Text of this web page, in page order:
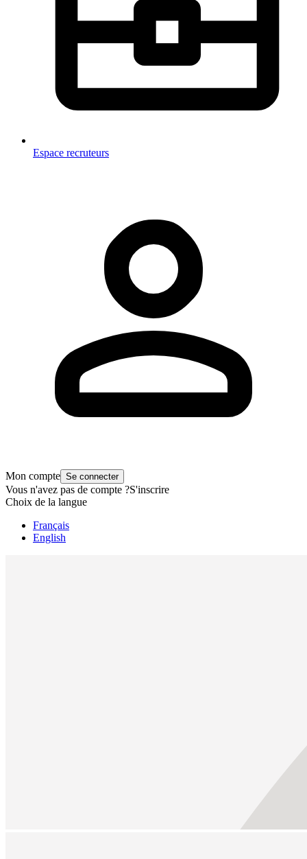
Espace recruteurs
Mon compte Se connecter
Vous n'avez pas de compte ?S'inscrire
Choix de la langue
Français
English